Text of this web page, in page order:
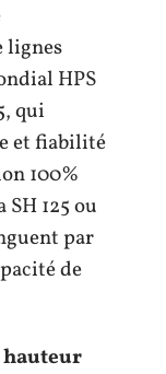
lignes
HPS
qui
et fiabilité
100%
SH 125 ou
par
de
hauteur